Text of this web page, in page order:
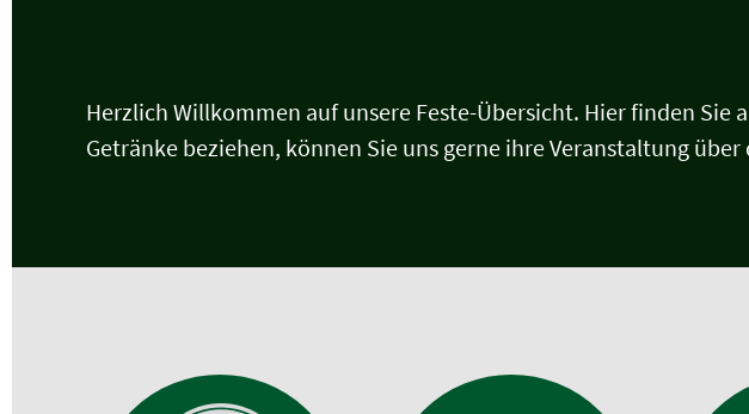
Herzlich Willkommen auf unsere Feste-Übersicht. Hier finden
Getränke beziehen, können Sie uns gerne ihre Veranstaltung über